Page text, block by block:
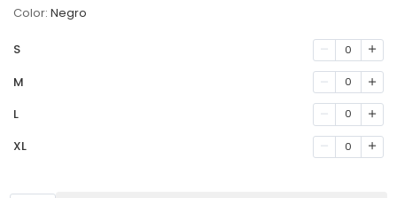
Color: Negro
S 0
M 0
L 0
XL 0